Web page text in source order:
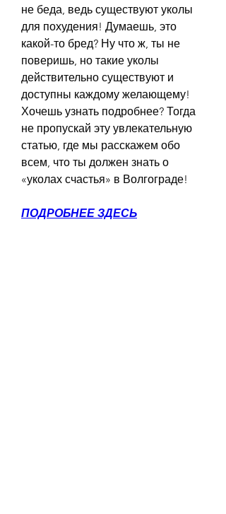
не беда, ведь существуют уколы
для похудения! Думаешь, это
какой-то бред? Ну что ж, ты не
поверишь, но такие уколы
действительно существуют и
доступны каждому желающему!
Хочешь узнать подробнее? Тогда
не пропускай эту увлекательную
статью, где мы расскажем обо
всем, что ты должен знать о
«уколах счастья» в Волгограде!
ПОДРОБНЕЕ ЗДЕСЬ